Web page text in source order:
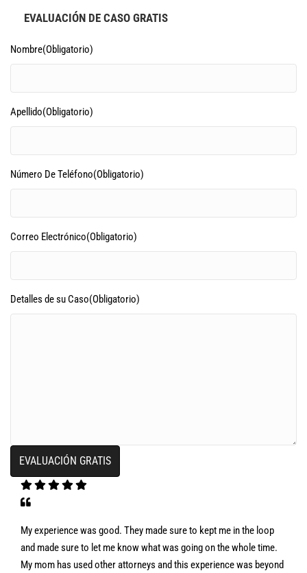
EVALUACIÓN DE CASO GRATIS
Nombre(Obligatorio)
Apellido(Obligatorio)
Número De Teléfono(Obligatorio)
Correo Electrónico(Obligatorio)
Detalles de su Caso(Obligatorio)
My experience was good. They made sure to kept me in the loop
and made sure to let me know what was going on the whole time.
My mom has used other attorneys and this experience was beyond